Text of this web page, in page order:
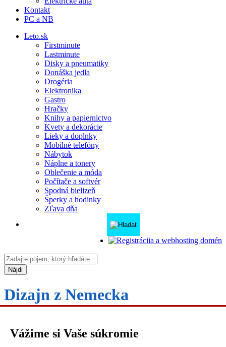
Kontakt
PC a NB
Leto.sk
Firstminute
Lastminute
Disky a pneumatiky
Donáška jedla
Drogéria
Elektronika
Gastro
Hračky
Knihy a papiernictvo
Kvety a dekorácie
Lieky a doplnky
Mobilné telefóny
Nábytok
Náplne a tonery
Oblečenie a móda
Počítače a softvér
Spodná bielizeň
Šperky a hodinky
Zľava dňa
Nájdi
Dizajn z Nemecka
Značky
Vážime si Vaše súkromie